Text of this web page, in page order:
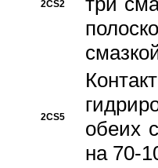
2CS2
2CS5
обеих
на 70-